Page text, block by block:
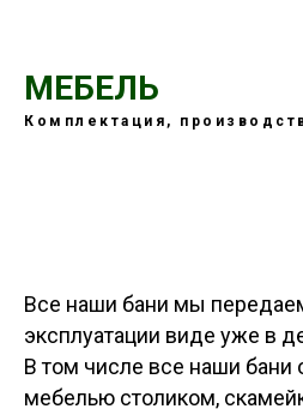
МЕБЕЛЬ
Комплектация,
Все наши бани мы
эксплуатации виде уже в
В том числе все наши бани
мебелью столиком,